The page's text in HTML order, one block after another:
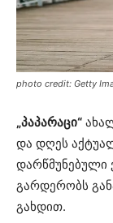
photo credit: Getty
„პაპარაცი“
და დღეს
დარწმუნებული
გარდერობს
გახდით.